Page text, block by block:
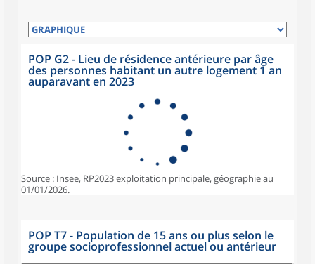
POP G2 - Lieu de résidence antérieure par âge
des personnes habitant un autre logement 1 an
auparavant en 2023
Source : Insee, RP2023 exploitation principale, géographie au
01/01/2026.
POP T7 - Population de 15 ans ou plus selon le
groupe socioprofessionnel actuel ou antérieur